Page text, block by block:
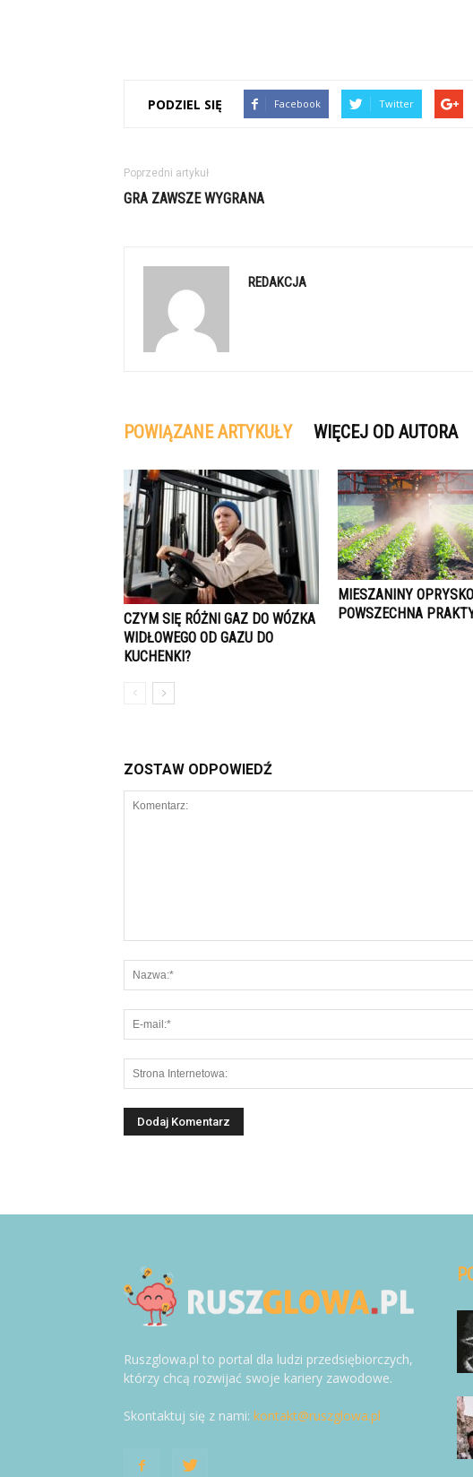
PODZIEL SIĘ Facebook Twitter
Poprzedni artykuł
GRA ZAWSZE WYGRANA
REDAKCJA
POWIĄZANE ARTYKUŁY WIĘCEJ OD AUTORA
CZYM SIĘ RÓŻNI GAZ DO WÓZKA
WIDŁOWEGO OD GAZU DO
KUCHENKI?
MIESZANINY
POWSZECHNA
ZOSTAW ODPOWIEDŹ
Ruszglowa.pl to portal dla ludzi przedsiębiorczych,
którzy chcą rozwijać swoje kariery zawodowe.
Skontaktuj się z nami: kontakt@ruszglowa.pl